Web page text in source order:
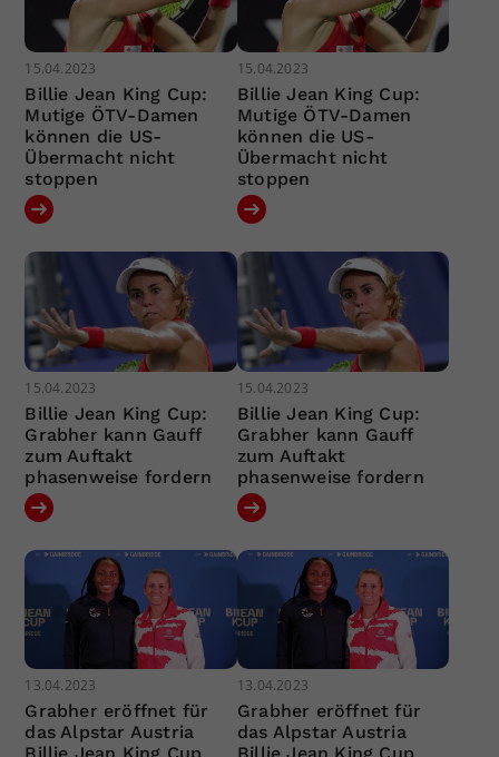
15.04.2023
Billie Jean King Cup:
Mutige ÖTV-Damen
können die US-
Übermacht nicht
stoppen
15.04.2023
Billie Jean King Cup:
Mutige ÖTV-Damen
können die US-
Übermacht nicht
stoppen
15.04.2023
Billie Jean King Cup:
Grabher kann Gauff
zum Auftakt
phasenweise fordern
15.04.2023
Billie Jean King Cup:
Grabher kann Gauff
zum Auftakt
phasenweise fordern
13.04.2023
Grabher eröffnet für
das Alpstar Austria
13.04.2023
Grabher eröffnet für
das Alpstar Austria